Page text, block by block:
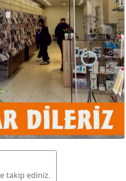
takip ediniz.